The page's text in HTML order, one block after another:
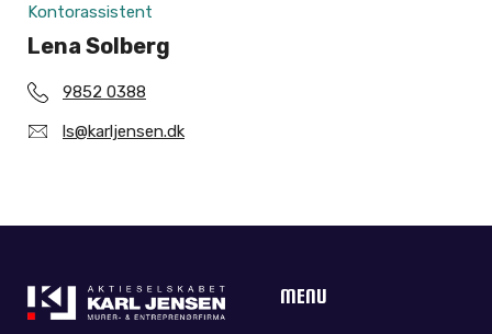
Kontorassistent
Lena Solberg
9852 0388
ls@karljensen.dk
MENU